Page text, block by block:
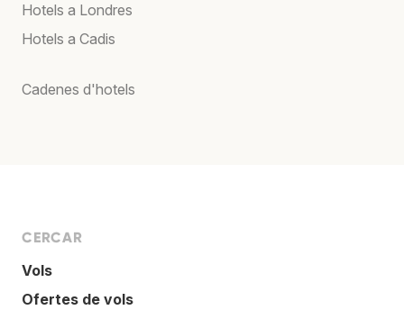
Hotels a Londres
Hotels a Cadis
Cadenes d'hotels
CERCAR
Vols
Ofertes de vols